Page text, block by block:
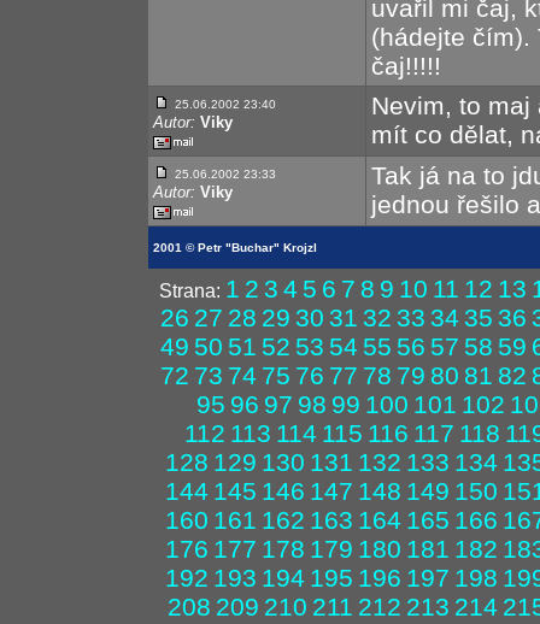
uvařil mi čaj,
(hádejte čím).
čaj!!!!!
25.06.2002 23:40
Autor: Viky
Nevim, to maj
mít co dělat,
25.06.2002 23:33
Autor: Viky
Tak já na to
jednou řešilo
2001 © Petr "Buchar" Krojzl
Strana: 1 2 3 4 5 6 7 8 9 10 11 12 13
26 27 28 29 30 31 32 33 34 35 36
49 50 51 52 53 54 55 56 57 58 59
72 73 74 75 76 77 78 79 80 81 82
95 96 97 98 99 100 101 102
112 113 114 115 116 117 118
128 129 130 131 132 133 134
144 145 146 147 148 149 150
160 161 162 163 164 165 166
176 177 178 179 180 181 182
192 193 194 195 196 197 198
208 209 210 211 212 213 214